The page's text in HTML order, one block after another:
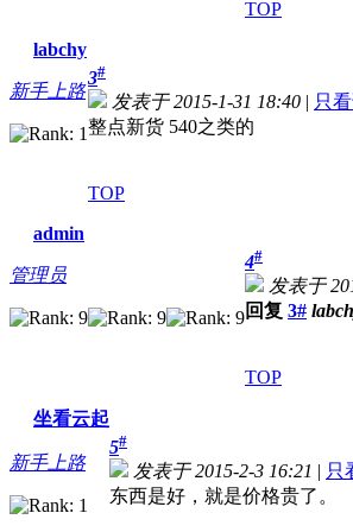
TOP
labchy
新手上路
3#
发表于 2015-1-31 18:40 | 只
整点新货 540之类的
TOP
admin
管理员
4#
发表于
回复 3#
TOP
坐看云起
新手上路
5#
发表于 2015-2-3 16:21 | 只
东西是好，就是价格贵了。